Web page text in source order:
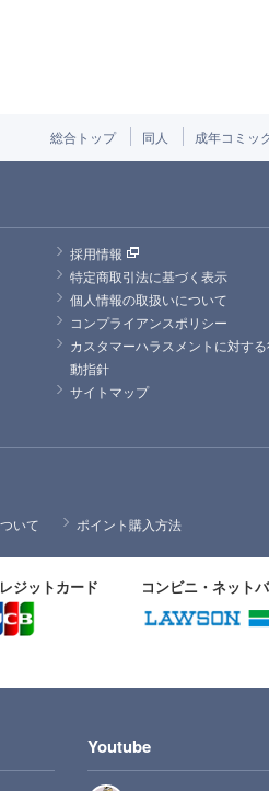
総合トップ 同人 成年コミッ
採用情報
特定商取引法に基づく表示
個人情報の取扱いについて
コンプライアンスポリシー
カスタマーハラスメントに対す
動指針
サイトマップ
いて ポイント購入方法
ジットカード コンビニ・ネット
Youtube